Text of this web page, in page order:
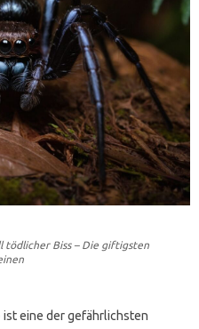
tödlicher Biss – Die giftigsten
ist eine der gefährlichsten